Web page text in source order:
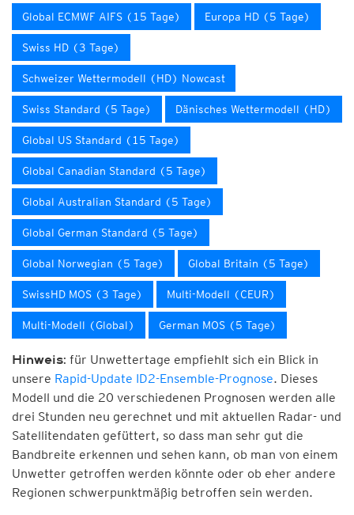
Global ECMWF AIFS (15 Tage) Europa HD (5 Tage)
Swiss HD (3 Tage)
Schweizer Wettermodell (HD) Nowcast
Swiss Standard (5 Tage) Dänisches Wettermodell (HD)
Global US Standard (15 Tage)
Global Canadian Standard (5 Tage)
Global Australian Standard (5 Tage)
Global German Standard (5 Tage)
Global Norwegian (5 Tage) Global Britain (5 Tage)
SwissHD MOS (3 Tage) Multi-Modell (CEUR)
Multi-Modell (Global) German MOS (5 Tage)
Hinweis: für Unwettertage empfiehlt sich ein Blick in
unsere Rapid-Update ID2-Ensemble-Prognose. Dieses
Modell und die 20 verschiedenen Prognosen werden alle
drei Stunden neu gerechnet und mit aktuellen Radar- und
Satellitendaten gefüttert, so dass man sehr gut die
Bandbreite erkennen und sehen kann, ob man von einem
Unwetter getroffen werden könnte oder ob eher andere
Regionen schwerpunktmäßig betroffen sein werden.